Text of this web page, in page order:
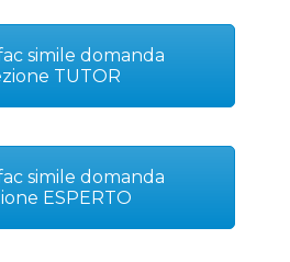
simile domanda
TUTOR
simile domanda
ESPERTO